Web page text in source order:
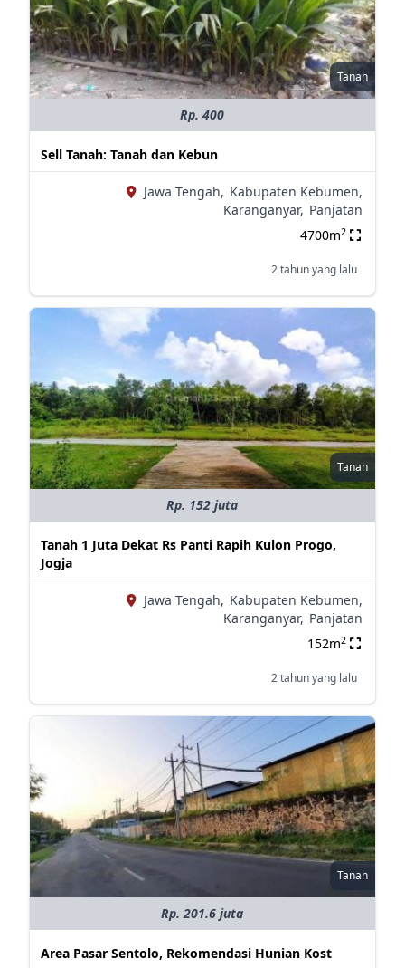
Tanah
Rp. 400
Sell Tanah: Tanah dan Kebun
Jawa Tengah, Kabupaten Kebumen,
Karanganyar, Panjatan
4700m2
2 tahun yang lalu
Tanah
Rp. 152 juta
Tanah 1 Juta Dekat Rs Panti Rapih Kulon Progo,
Jogja
Jawa Tengah, Kabupaten Kebumen,
Karanganyar, Panjatan
152m2
2 tahun yang lalu
Tanah
Rp. 201.6 juta
Area Pasar Sentolo, Rekomendasi Hunian Kost